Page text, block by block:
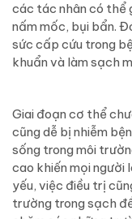
các tác nhân có thể
nấm mốc, bụi bẩn.
sức cấp cứu trong
khuẩn và làm sạch
Giai đoạn cơ thể
cũng dễ bị nhiễm
sống trong môi
cao khiến mọi người
yếu, việc điều trị
trường trong sạch